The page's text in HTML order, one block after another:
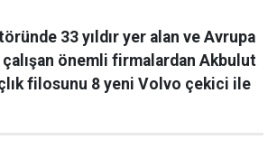
33 yıldır yer alan ve Avrupa
çalışan önemli firmalardan Akbulut
filosunu 8 yeni Volvo çekici ile